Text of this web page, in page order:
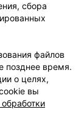
маркетинг
сбора
файлов
позднее время.
о целях,
вы